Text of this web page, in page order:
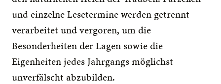
und einzelne Lesetermine werden getrennt
verarbeitet und vergoren, um die
Besonderheiten der Lagen sowie die
Eigenheiten jedes Jahrgangs möglichst
unverfälscht abzubilden.